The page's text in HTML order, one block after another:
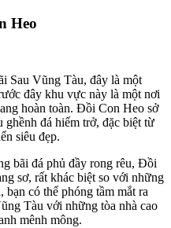
Heo
Sau Vũng Tàu, đây là một
đây khu vực này là một nơi
hoàn toàn. Đồi Con Heo sở
đá hiểm trở, đặc biệt từ
siêu đẹp.
bãi đá phủ đầy rong rêu, Đồi
sơ, rất khác biệt so với những
có thể phóng tầm mắt ra
Tàu với những tòa nhà cao
mênh mông.